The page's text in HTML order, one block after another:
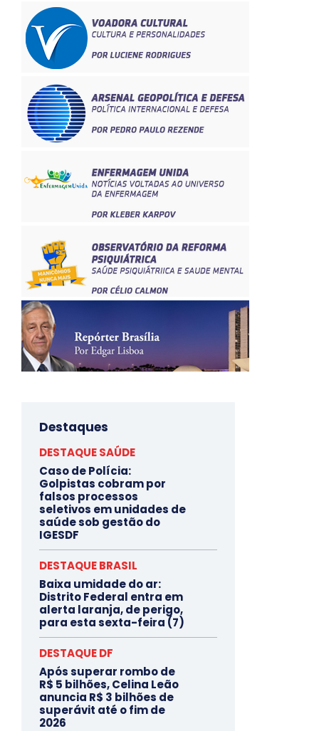
Destaques
DESTAQUE SAÚDE
Caso de Polícia:
Golpistas cobram por
falsos processos
seletivos em unidades de
saúde sob gestão do
IGESDF
DESTAQUE BRASIL
Baixa umidade do ar:
Distrito Federal entra em
alerta laranja, de perigo,
para esta sexta-feira (7)
DESTAQUE DF
Após superar rombo de
R$ 5 bilhões, Celina Leão
anuncia R$ 3 bilhões de
superávit até o fim de
2026